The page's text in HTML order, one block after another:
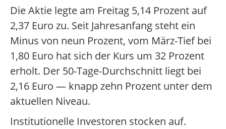
Die Aktie legte am Freitag 5,14 Prozent auf
2,37 Euro zu. Seit Jahresanfang steht ein
Minus von neun Prozent, vom März-Tief bei
1,80 Euro hat sich der Kurs um 32 Prozent
erholt. Der 50-Tage-Durchschnitt liegt bei
2,16 Euro — knapp zehn Prozent unter dem
aktuellen Niveau.
Institutionelle Investoren stocken auf.